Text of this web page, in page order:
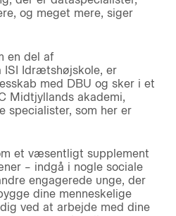
og meget mere, siger
en del af
ISI Idrætshøjskole, er
med DBU og sker i et
Midtjyllands akademi,
specialister, som her er
et væsentligt supplement
– indgå i nogle sociale
engagerede unge, der
dine menneskelige
ved at arbejde med dine